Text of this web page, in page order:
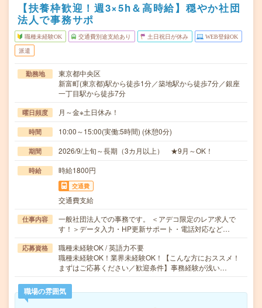
【扶養枠歓迎！週3×5h＆高時給】穏やか社団
法人で事務サポ
職種未経験OK 交通費別途支給あり 土日祝日が休み WEB登録OK
派遣
勤務地
東京都中央区
新富町(東京都)駅から徒歩1分／築地駅から徒歩7分／銀座
一丁目駅から徒歩7分
曜日頻度 月～金※土日休み！
時間 10:00～15:00(実働:5時間) (休憩0分)
期間 2026/9/上旬～長期（3カ月以上） ★9月～OK！
時給 時給1800円
交通費
交通費支給
仕事内容
一般社団法人での事務です。 ＜アデコ限定のレア求人で
す！＞データ入力・HP更新サポート・電話対応など…
応募資格
職種未経験OK / 英語力不要
職種未経験OK！業界未経験OK！【こんな方におススメ！
まずはご応募ください／歓迎条件】事務経験が浅い…
職場の雰囲気